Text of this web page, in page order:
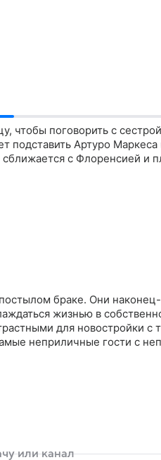
чтобы поговорить с
подставить Артуро
с Флоренсией и
браке. Они
жизнью в
для новостройки с
неприличные гости с